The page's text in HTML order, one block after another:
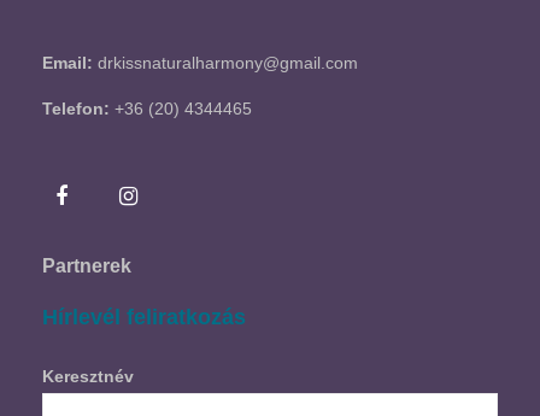
Email: drkissnaturalharmony@gmail.com
Telefon: +36 (20) 4344465
Partnerek
Hírlevél feliratkozás
Keresztnév